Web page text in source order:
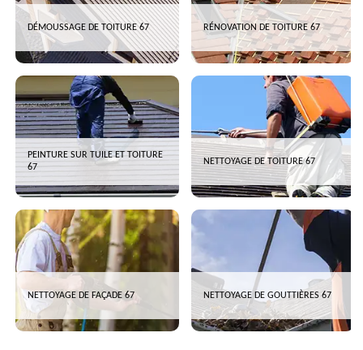
DÉMOUSSAGE DE TOITURE 67 RÉNOVATION DE TOITURE 67
PEINTURE SUR TUILE ET TOITURE
67
NETTOYAGE DE TOITURE 67
NETTOYAGE DE FAÇADE 67 NETTOYAGE DE GOUTTIÈRES 67